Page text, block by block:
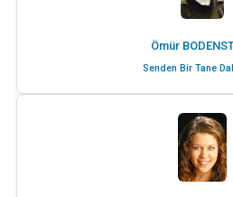
Ömür
Senden Bir Tane